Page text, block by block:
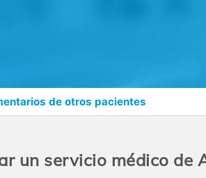
de otros pacientes
un servicio médico de